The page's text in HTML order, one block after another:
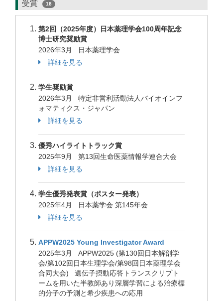
受賞 18
第2回（2025年度）日本薬理学会100周年記念
博士研究奨励賞
2026年3月 日本薬理学会
詳細を見る
学生奨励賞
2026年3月 特定非営利活動法人バイオインフ
ォマティクス・ジャパン
詳細を見る
優秀ハイライトトラック賞
2025年9月 第13回生命医薬情報学連合大会
詳細を見る
学生優秀発表賞（ポスター発表）
2025年4月 日本薬学会 第145年会
詳細を見る
APPW2025 Young Investigator Award
2025年3月 APPW2025 (第130回日本解剖学
会/第102回日本生理学会/第98回日本薬理学会
合同大会) 遺伝子摂動応答トランスクリプト
ームを用いた半教師あり深層学習による治療標
的分子の予測と希少疾患への応用